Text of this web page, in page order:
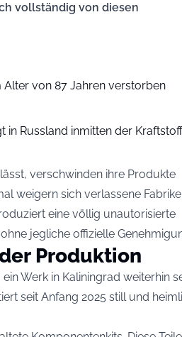
vollständig von diesen
von 87 Jahren verstorben
in Russland inmitten der
verschwinden ihre Produkte
weigern sich verlassene
eine völlig unautorisierte
jegliche offizielle
Produktion
Werk in Kaliningrad weiterhin
seit Anfang 2025 still und